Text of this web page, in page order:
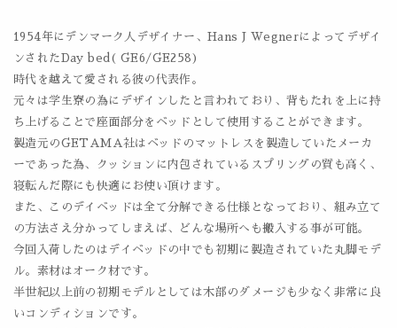
1954年にデンマーク人デザイナー、Hans J Wegnerによってデザイ
ンされたDay bed( GE6/GE258)
時代を越えて愛される彼の代表作。
元々は学生寮の為にデザインしたと言われており、背もたれを上に持
ち上げることで座面部分をベッドとして使用することができます。
製造元のGETAMA社はベッドのマットレスを製造していたメーカ
ーであった為、クッションに内包されているスプリングの質も高く、
寝転んだ際にも快適にお使い頂けます。
また、このデイベッドは全て分解できる仕様となっており、組み立て
の方法さえ分かってしまえば、どんな場所へも搬入する事が可能。
今回入荷したのはデイベッドの中でも初期に製造されていた丸脚モデ
ル。素材はオーク材です。
半世紀以上前の初期モデルとしては木部のダメージも少なく非常に良
いコンディションです。